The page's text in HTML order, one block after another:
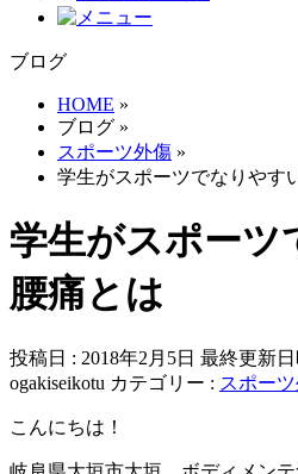
ブログ
HOME »
ブログ »
スポーツ外傷 »
学生がスポーツでなりやす
学生がスポーツ
腰痛とは
投稿日 : 2018年2月5日 最終更新日
ogakiseikotu カテゴリー : スポー
こんにちは！